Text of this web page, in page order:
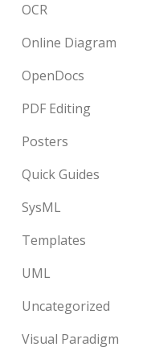
OCR
Online Diagram
OpenDocs
PDF Editing
Posters
Quick Guides
SysML
Templates
UML
Uncategorized
Visual Paradigm